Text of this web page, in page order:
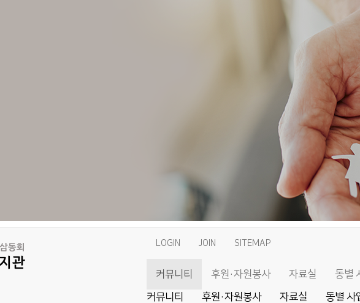
LOGIN JOIN SITEMAP
커뮤니티
커뮤니티
후원·자원봉사
후원·자원봉사
자료실
자료실
동별
동별 사